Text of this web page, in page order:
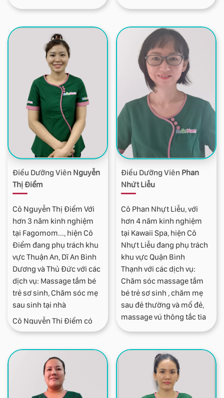
dịch vụ: Chăm Sóc Mẹ Bầu
trẻ sơ sinh, massage vú
thông tắc tia sữa nhẹ
nhàng cho mẹ, thay băng
cắt chỉ các loại vết mổ và
vết cắt tầng sinh môn nếu
khâu chỉ thường
giàu kinh nghiệm thực
cho mẹ và bé sự an tâm,
thoải mái và những trải
nghiệm chăm sóc đúng
chuẩn y khoa.
Cô Mỹ Xuyên hiện đang
phụ trách các khu vực
Bình Tân, Tân Phú, Quận 6
Điều Dưỡng Viên Nguyễn
Thị Điểm
Cô Nguyễn Thị Điểm Với
hơn 3 năm kinh nghiệm
tại Fagomom..., hiện Cô
Điểm đang phụ trách khu
vực Thuận An, Dĩ An Bình
Dương và Thủ Đức với các
dịch vụ: Massage tắm bé
trẻ sơ sinh, Chăm sóc mẹ
sau sinh tại nhà
Cô Nguyễn Thị Điểm có
kinh nghiệm chăm sóc
chuyên nghiệp, đúng giờ,
không bị phàn nàn về
chuyên môn, cô được
đánh giá là nhẹ nhàng,
Điều Dưỡng Viên Phan
Nhứt Liễu
Cô Phan Nhựt Liễu, với
hơn 4 năm kinh nghiệm
tại Kawaii Spa, hiện Cô
Nhựt Liễu đang phụ trách
khu vực Quận Bình
Thạnh với các dịch vụ:
Chăm sóc massage tắm
bé trẻ sơ sinh , chăm mẹ
sau đẻ thường và mổ đẻ,
massage vú thông tắc tia
sữa nhẹ nhàng cho mẹ ,
vết mổ và vết cắt tầng sinh
môn nếu khâu chỉ thường